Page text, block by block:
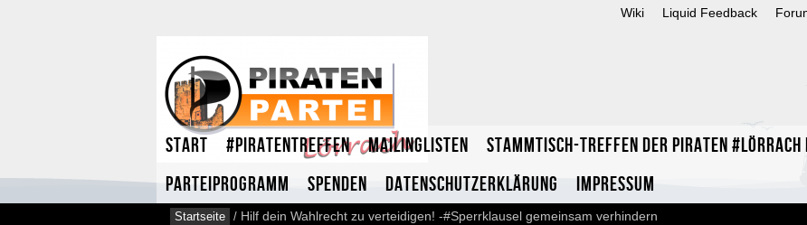
Wiki Liquid Feedback
Start #Piratentreffen Mailinglisten
Stammtisch-Treffen der Piraten
Parteiprogramm
Spenden Datenschutzerklärung Impressum
Startseite / Hilf dein Wahlrecht zu verteidigen! -#Sperrklausel gemeinsam verhindern